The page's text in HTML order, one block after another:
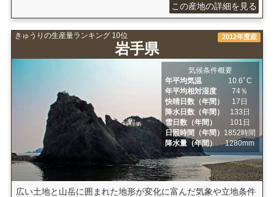
この産地の詳細を見る
きゅうりの生産量ランキング 10位
岩手県
2012年度産
気候条件概要
年平均気温
10.6ﾟC
年平均相対湿度
74％
快晴日数（年間）
17日
降水日数（年間）
133日
雪日数（年間）
101日
日照時間（年間） 1852時間
降水量（年間）
1280mm
広い土地と山岳に囲まれた地形が変化に富んだ気象や立地条件